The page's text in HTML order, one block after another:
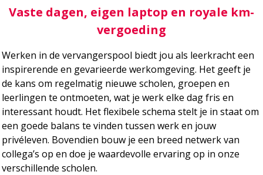
Vaste dagen, eigen laptop en royale km-
vergoeding
Werken in de vervangerspool biedt jou als leerkracht een
inspirerende en gevarieerde werkomgeving. Het geeft je
de kans om regelmatig nieuwe scholen, groepen en
leerlingen te ontmoeten, wat je werk elke dag fris en
interessant houdt. Het flexibele schema stelt je in staat om
een goede balans te vinden tussen werk en jouw
privéleven. Bovendien bouw je een breed netwerk van
collega’s op en doe je waardevolle ervaring op in onze
verschillende scholen.